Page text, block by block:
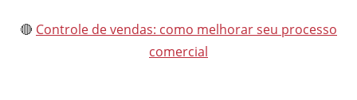
🔴 Controle de vendas: como melhorar seu processo
comercial